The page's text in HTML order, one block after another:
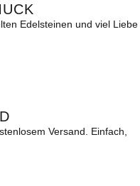
Edelsteinen und viel Liebe
Versand. Einfach,